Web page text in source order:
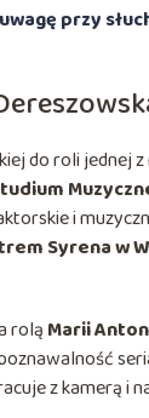
przy
do roli jednej
i
Syrena w
rolą Marii
z kamerą i